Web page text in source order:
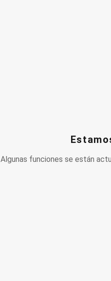
Algunas funciones se están